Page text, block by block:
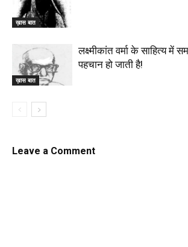
ख़ास बात
ख़ास बात
लक्ष्मीकांत वर्मा के साहित्य में
पहचान हो जाती है!
Leave a Comment